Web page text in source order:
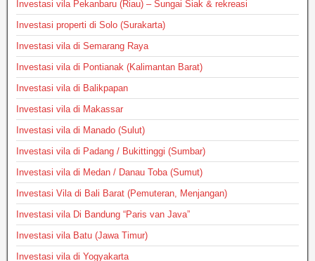
Investasi vila Pekanbaru (Riau) – Sungai Siak & rekreasi
Investasi properti di Solo (Surakarta)
Investasi vila di Semarang Raya
Investasi vila di Pontianak (Kalimantan Barat)
Investasi vila di Balikpapan
Investasi vila di Makassar
Investasi vila di Manado (Sulut)
Investasi vila di Padang / Bukittinggi (Sumbar)
Investasi vila di Medan / Danau Toba (Sumut)
Investasi Vila di Bali Barat (Pemuteran, Menjangan)
Investasi vila Di Bandung “Paris van Java”
Investasi vila Batu (Jawa Timur)
Investasi vila di Yogyakarta